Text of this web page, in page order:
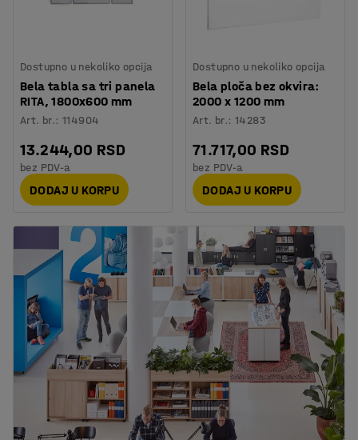
Dostupno u nekoliko opcija
Bela tabla sa tri panela
RITA, 1800x600 mm
Art. br.:114904
13.244,00 RSD
bez PDV-a
DODAJ U KORPU
Dostupno u nekoliko opcija
Bela ploča bez okvira:
2000 x 1200 mm
Art. br.:14283
71.717,00 RSD
bez PDV-a
DODAJ U KORPU